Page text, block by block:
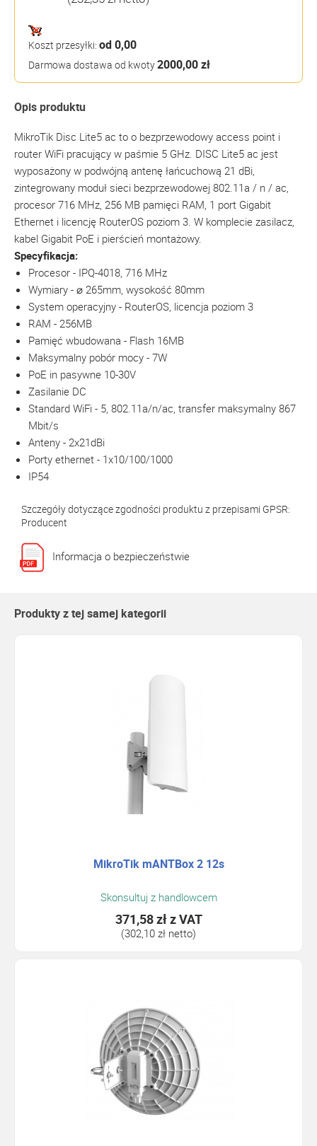
Koszt przesyłki: od 0,00
Darmowa dostawa od kwoty2000,00 zł
Opis produktu
MikroTik Disc Lite5 ac to o bezprzewodowy access point i
router WiFi pracujący w paśmie 5 GHz. DISC Lite5 ac jest
wyposażony w podwójną antenę łańcuchową 21 dBi,
zintegrowany moduł sieci bezprzewodowej 802.11a / n / ac,
procesor 716 MHz, 256 MB pamięci RAM, 1 port Gigabit
Ethernet i licencję RouterOS poziom 3. W komplecie zasilacz,
kabel Gigabit PoE i pierścień montażowy.
Specyfikacja:
Procesor - IPQ-4018, 716 MHz
Wymiary - ⌀ 265mm, wysokość 80mm
System operacyjny - RouterOS, licencja poziom 3
RAM - 256MB
Pamięć wbudowana - Flash 16MB
Maksymalny pobór mocy - 7W
PoE in pasywne 10-30V
Zasilanie DC
Standard WiFi - 5, 802.11a/n/ac, transfer maksymalny 867
Mbit/s
Anteny - 2x21dBi
Porty ethernet - 1x10/100/1000
IP54
Szczegóły dotyczące zgodności produktu z przepisami GPSR:
Producent
Informacja o bezpieczeństwie
Produkty z tej samej kategorii
MikroTik mANTBox 2 12s
Skonsultuj z handlowcem
371,58 złz VAT
(302,10 zł netto)